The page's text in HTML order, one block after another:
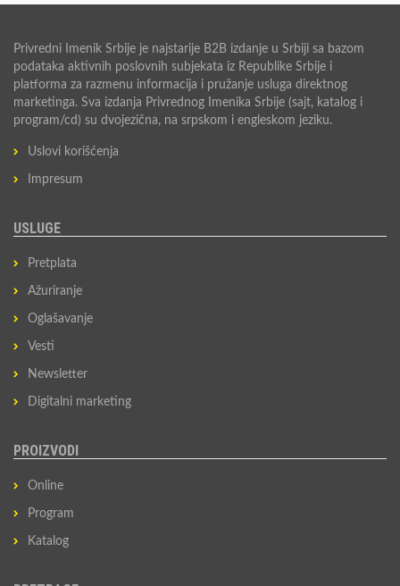
Privredni Imenik Srbije je najstarije B2B izdanje u Srbiji sa bazom
podataka aktivnih poslovnih subjekata iz Republike Srbije i
platforma za razmenu informacija i pružanje usluga direktnog
marketinga. Sva izdanja Privrednog Imenika Srbije (sajt, katalog i
program/cd) su dvojezična, na srpskom i engleskom jeziku.
Uslovi korišćenja
Impresum
USLUGE
Pretplata
Ažuriranje
Oglašavanje
Vesti
Newsletter
Digitalni marketing
PROIZVODI
Online
Program
Katalog